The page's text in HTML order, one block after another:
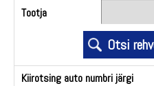
Tootja
Kiirotsing auto numbri järgi